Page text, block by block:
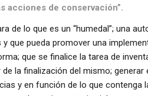
acciones de conservación”.
de lo que es un “humedal”; una
que pueda promover una
que se finalice la tarea de
la finalización del mismo; generar
y en función de lo que contenga